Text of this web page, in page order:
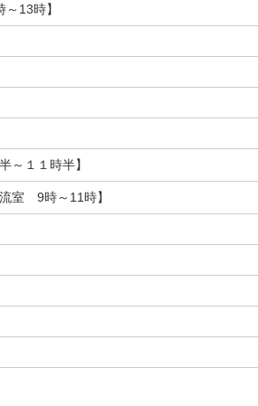
13時】
～１１時半】
室 9時～11時】